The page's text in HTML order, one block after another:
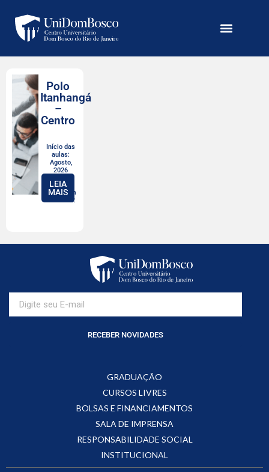
Polo
Itanhangá
–
Centro
Início das
aulas:
Agosto,
2026
Valor com
desconto:
LEIA
MAIS
RECEBER NOVIDADES
GRADUAÇÃO
CURSOS LIVRES
BOLSAS E FINANCIAMENTOS
SALA DE IMPRENSA
RESPONSABILIDADE SOCIAL
INSTITUCIONAL